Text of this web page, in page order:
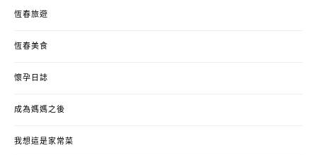
恆春旅遊
恆春美食
懷孕日誌
成為媽媽之後
我想這是家常菜